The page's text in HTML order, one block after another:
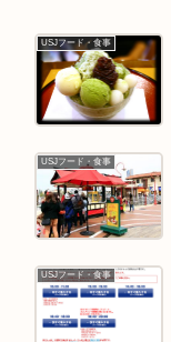
USJフード・食事
USJフード・食事
USJフード・食事